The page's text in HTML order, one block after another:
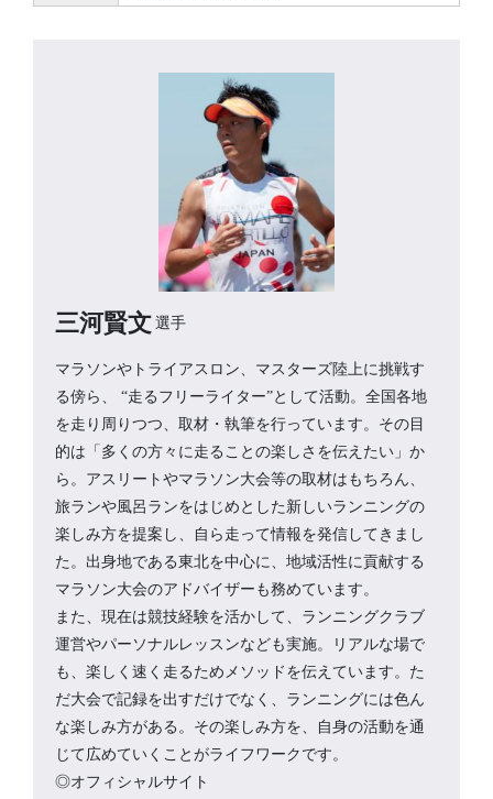
三河賢文 選手
マラソンやトライアスロン、マスターズ陸上に挑戦す
る傍ら、 “走るフリーライター”として活動。全国各地
を走り周りつつ、取材・執筆を行っています。その目
的は「多くの方々に走ることの楽しさを伝えたい」か
ら。アスリートやマラソン大会等の取材はもちろん、
旅ランや風呂ランをはじめとした新しいランニングの
楽しみ方を提案し、自ら走って情報を発信してきまし
た。出身地である東北を中心に、地域活性に貢献する
マラソン大会のアドバイザーも務めています。
また、現在は競技経験を活かして、ランニングクラブ
運営やパーソナルレッスンなども実施。リアルな場で
も、楽しく速く走るためメソッドを伝えています。た
だ大会で記録を出すだけでなく、ランニングには色ん
な楽しみ方がある。その楽しみ方を、自身の活動を通
じて広めていくことがライフワークです。
◎オフィシャルサイト